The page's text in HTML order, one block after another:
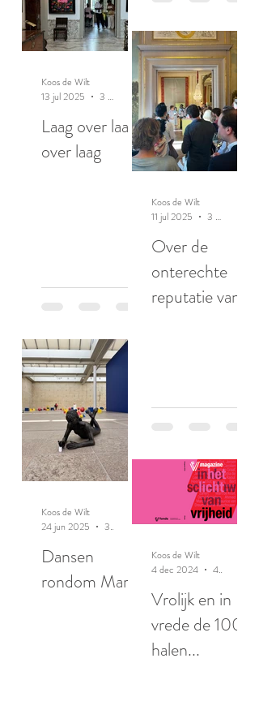
Laag over laag
over laag
Koos de Wilt
13 jul 2025
3 minuten om te lezen
Over de
onterechte
reputatie van
Koos de Wilt
11 jul 2025
3 minuten om te lezen
Dansen
rondom Maria
Koos de Wilt
24 jun 2025
3 minuten om te lezen
Vrolijk en in
vrede de 100
halen...
Koos de Wilt
4 dec 2024
4 minuten om te lezen